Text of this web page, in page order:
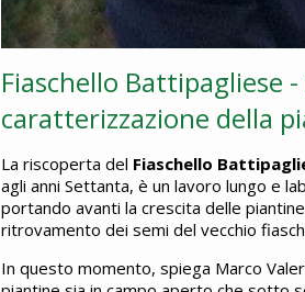
Fiaschello Battipagliese
caratterizzazione della
La riscoperta del Fiaschello
agli anni Settanta, è un lavoro lungo e
portando avanti la crescita delle
ritrovamento dei semi del vecchio
In questo momento, spiega Marco